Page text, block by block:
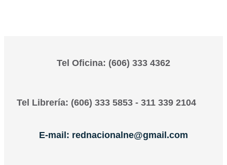
Tel Oficina: (606) 333 4362
Tel Librería: (606) 333 5853 - 311 339 2104
E-mail: rednacionalne@gmail.com